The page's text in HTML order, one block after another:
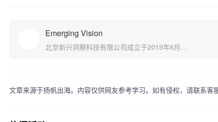
Emerging Vision
北京新兴洞察科技有限公司成立于2019年6月，
文章来源于扬帆出海。内容仅供网友参考学习。如有侵权，请联系客